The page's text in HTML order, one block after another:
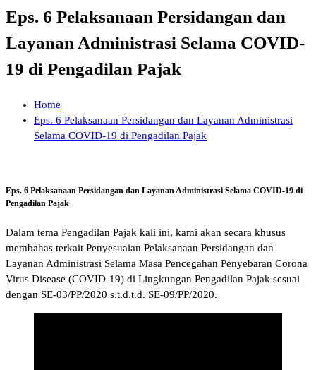
Eps. 6 Pelaksanaan Persidangan dan
Layanan Administrasi Selama COVID-
19 di Pengadilan Pajak
Home
Eps. 6 Pelaksanaan Persidangan dan Layanan Administrasi
Selama COVID-19 di Pengadilan Pajak
Eps. 6 Pelaksanaan Persidangan dan Layanan Administrasi Selama COVID-19 di
Pengadilan Pajak
Dalam tema Pengadilan Pajak kali ini, kami akan secara khusus
membahas terkait Penyesuaian Pelaksanaan Persidangan dan
Layanan Administrasi Selama Masa Pencegahan Penyebaran Corona
Virus Disease (COVID-19) di Lingkungan Pengadilan Pajak sesuai
dengan SE-03/PP/2020 s.t.d.t.d. SE-09/PP/2020.